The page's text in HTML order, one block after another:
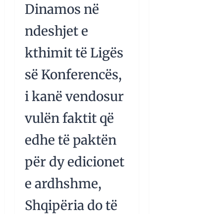
Dinamos në
ndeshjet e
kthimit të Ligës
së Konferencës,
i kanë vendosur
vulën faktit që
edhe të paktën
për dy edicionet
e ardhshme,
Shqipëria do të